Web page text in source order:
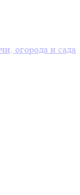
огорода и сада